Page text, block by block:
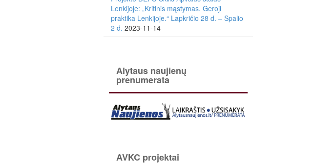
Lenkijoje: „Kritinis mąstymas. Geroji
praktika Lenkijoje.“ Lapkričio 28 d. – Spalio
2 d. 2023-11-14
Alytaus naujienų
prenumerata
AVKC projektai